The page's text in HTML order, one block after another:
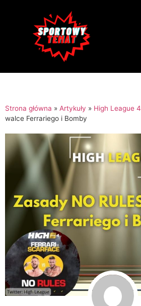
Strona główna » Artykuły » High League 4
walce Ferrariego i Bomby